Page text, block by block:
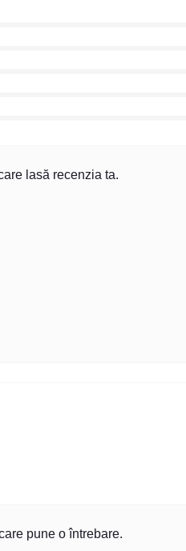
lasă recenzia ta.
pune o întrebare.